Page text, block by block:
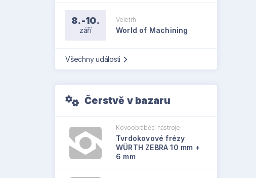
8.-10.
září
Veletrh
World of Machining
Všechny události
Čerstvě v bazaru
Kovoobráběcí nástroje
Tvrdokovové frézy
WÜRTH ZEBRA 10 mm +
6 mm